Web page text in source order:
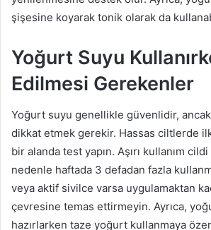
şişesine koyarak tonik olarak da
Yoğurt Suyu
Edilmesi Gerekenler
Yoğurt suyu genellikle güvenlidir, ancak
dikkat etmek gerekir. Hassas ciltlerde
bir alanda test yapın. Aşırı kullanım
nedenle haftada 3 defadan fazla
veya aktif sivilce varsa uygulamaktan
çevresine temas ettirmeyin. Ayrıca,
hazırlarken taze yoğurt kullanmaya